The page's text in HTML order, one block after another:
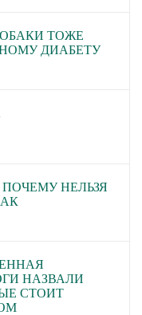
ТОЖЕ
ДИАБЕТУ
НЕЛЬЗЯ
НАЗВАЛИ
СТОИТ